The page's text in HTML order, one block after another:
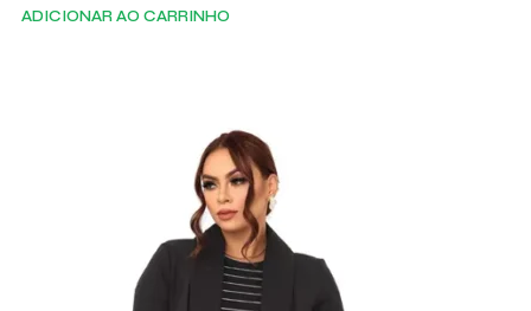
ADICIONAR AO CARRINHO